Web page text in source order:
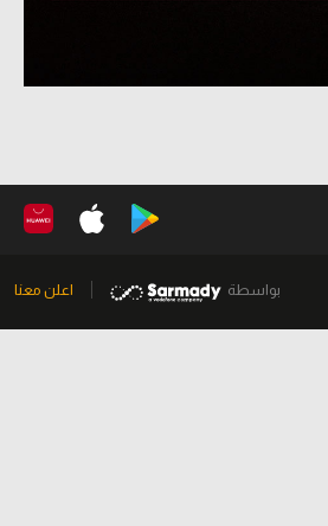
بواسطة اعلن معنا